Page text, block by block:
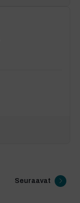
Seuraavat